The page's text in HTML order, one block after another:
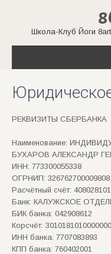
Школа-Клуб Йоги
РЕКВИЗИТЫ СБЕРБАНКА
Наименование:
БУХАРОВ АЛЕКСАНДР
ИНН: 773300055338
ОГРНИП: 326762700009808
Расчётный счёт:
Банк: КАЛУЖСКОЕ
БИК банка: 042908612
Корсчёт:
ИНН банка: 7707083893
КПП банка: 760402001